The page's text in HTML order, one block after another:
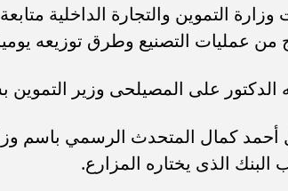
وزارة التموين والتجارة الداخلية
من عمليات التصنيع وطرق توزيعه
الدكتور على المصيلحى وزير
أحمد كمال المتحدث الرسمي باسم
الذى يختاره المزارع.